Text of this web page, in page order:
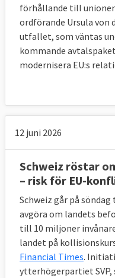
förhållande till
ordförande Ursula von
utfallet, som väntas
kommande
modernisera EU:s
12 juni 2026
Schweiz röstar
– risk för EU-
Schweiz går på
avgöra om landets
till 10 miljoner
landet på
Financial Times.
ytterhögerpartiet SVP,